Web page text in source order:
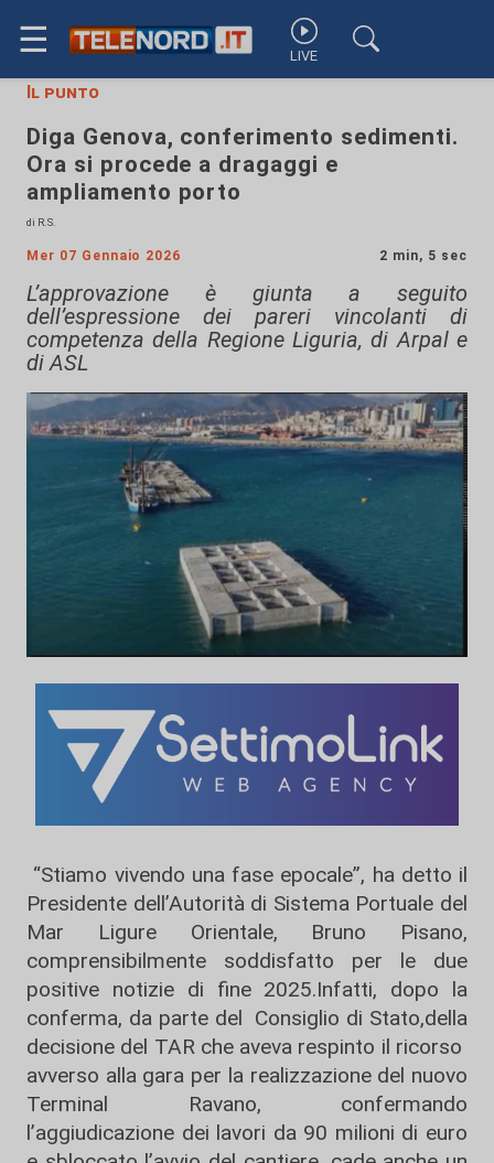
☰ LIVE
Il punto
Diga Genova, conferimento sedimenti.
Ora si procede a dragaggi e
ampliamento porto
di R.S.
Mer 07 Gennaio 2026 2 min, 5 sec
L’approvazione è giunta a seguito
dell’espressione dei pareri vincolanti di
competenza della Regione Liguria, di Arpal e
di ASL
“Stiamo vivendo una fase epocale”, ha detto il
Presidente dell’Autorità di Sistema Portuale del
Mar Ligure Orientale, Bruno Pisano,
comprensibilmente soddisfatto per le due
positive notizie di fine 2025.Infatti, dopo la
conferma, da parte del Consiglio di Stato,della
decisione del TAR che aveva respinto il ricorso
avverso alla gara per la realizzazione del nuovo
Terminal Ravano, confermando
l’aggiudicazione dei lavori da 90 milioni di euro